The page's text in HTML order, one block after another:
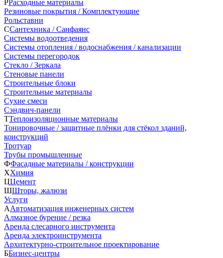
РРасходные материалы
Резиновые покрытия / Комплектующие
Рольставни
ССантехника / Санфаянс
Системы водоотведения
Системы отопления / водоснабжения / канализации
Системы перегородок
Стекло / Зеркала
Стеновые панели
Строительные блоки
Строительные материалы
Сухие смеси
Сэндвич-панели
ТТеплоизоляционные материалы
Тонировочные / защитные плёнки для стёкол зданий,
конструкций
Тротуар
Трубы промышленные
ФФасадные материалы / конструкции
ХХимия
ЦЦемент
ШШторы, жалюзи
Услуги
ААвтоматизация инженерных систем
Алмазное бурение / резка
Аренда слесарного инструмента
Аренда электроинструмента
Архитектурно-строительное проектирование
ББизнес-центры